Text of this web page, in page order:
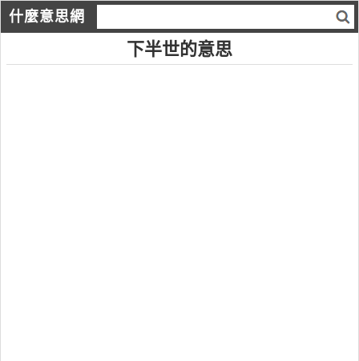
什麼意思網
下半世的意思